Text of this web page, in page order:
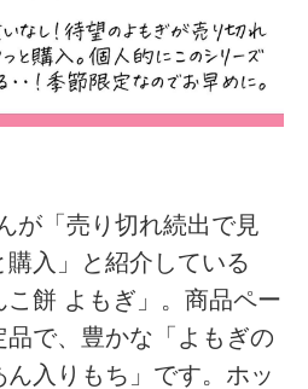
が「売り切れ続出で見
入」と紹介している
こ餅 よもぎ」。商品ペー
で、豊かな「よもぎの
入りもち」です。ホッ